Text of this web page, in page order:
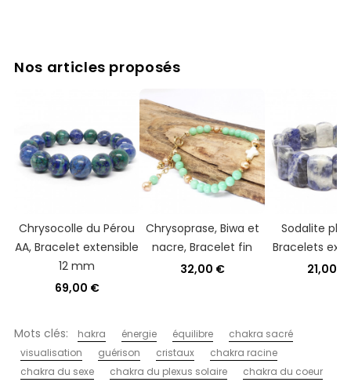
Nos articles proposés
Chrysocolle du Pérou
AA, Bracelet extensible
12 mm
69,00 €
Chrysoprase, Biwa et
nacre, Bracelet fin
32,00 €
Sodalite
Bracelets
21,00 €
Mots clés: hakra énergie équilibre
chakra sacré
visualisation
guérison cristaux
chakra racine
chakra du sexe
chakra du plexus solaire
chakra du coeur